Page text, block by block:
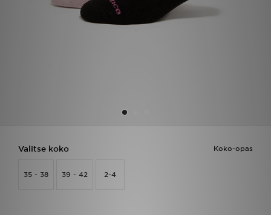
Koko-opas
Valitse koko
35 - 38 39 - 42 2-4
Lataa JD-sovellus